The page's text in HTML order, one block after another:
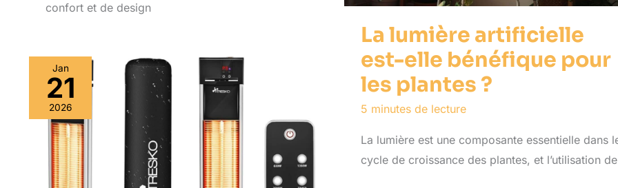
confort et de design
La lumière artificielle
est-elle bénéfique pour
les plantes ?
5 minutes de lecture
La lumière est une composante essentielle dans
cycle de croissance des plantes, et l’utilisation de
Jan
21
2026